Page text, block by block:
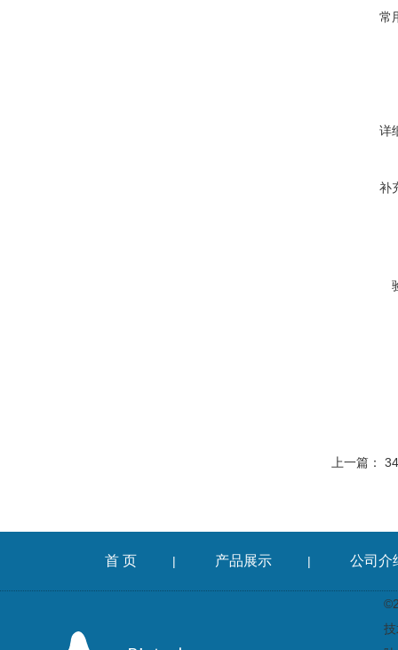
常
详
补
上一篇：
首 页 | 产品展示 | 公司介